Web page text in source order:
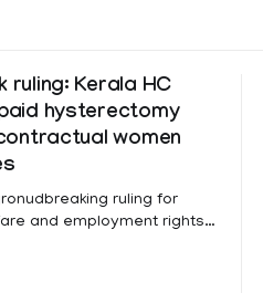
ruling: Kerala HC
hysterectomy
women
ruling for
and employment rights,
staff employed in